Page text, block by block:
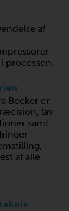
af
processen.
Becker er
lav
samt
af alle